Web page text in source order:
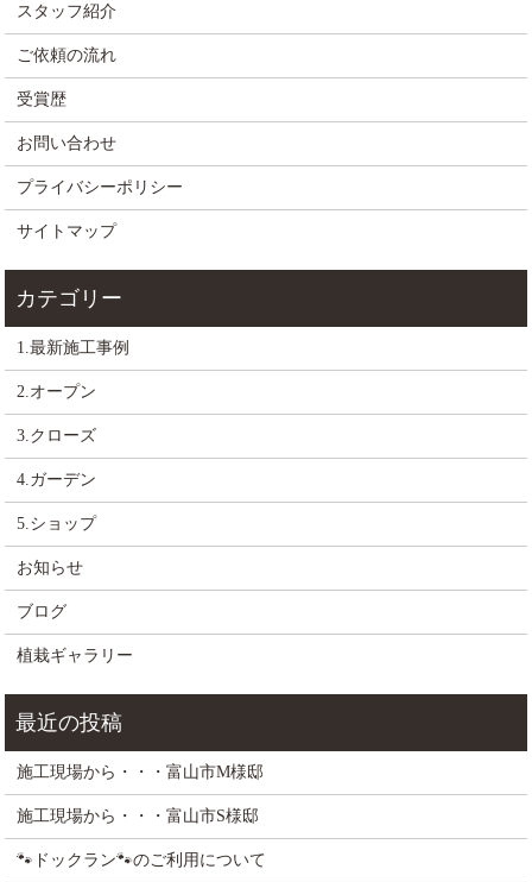
スタッフ紹介
ご依頼の流れ
受賞歴
お問い合わせ
プライバシーポリシー
サイトマップ
1.最新施工事例
2.オープン
3.クローズ
4.ガーデン
5.ショップ
お知らせ
ブログ
植栽ギャラリー
施工現場から・・・富山市M様邸
施工現場から・・・富山市S様邸
🐾ドックラン🐾のご利用について